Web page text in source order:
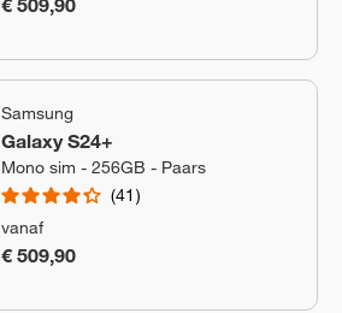
€ 509,90
Samsung
Galaxy S24+
Mono sim - 256GB - Paars
41
vanaf
€ 509,90